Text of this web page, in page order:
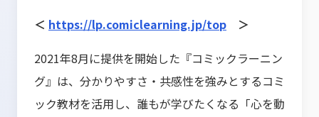
＜ https://lp.comiclearning.jp/top ＞
2021年8月に提供を開始した『コミックラーニン
グ』は、分かりやすさ・共感性を強みとするコミ
ック教材を活用し、誰もが学びたくなる「心を動